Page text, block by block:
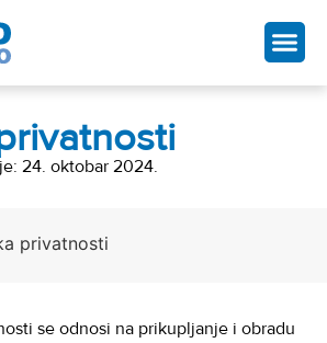
24. oktobar 2024.
privatnosti
se odnosi na prikupljanje i obradu